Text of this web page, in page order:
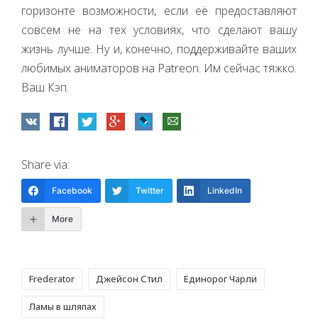
горизонте возможности, если её предоставляют
совсем не на тех условиях, что сделают вашу
жизнь лучше. Ну и, конечно, поддерживайте ваших
любимых аниматоров на Patreon. Им сейчас тяжко.
Ваш Кэп.
Share via:
Facebook Twitter LinkedIn
More
Frederator Джейсон Стил Единорог Чарли
Ламы в шляпах